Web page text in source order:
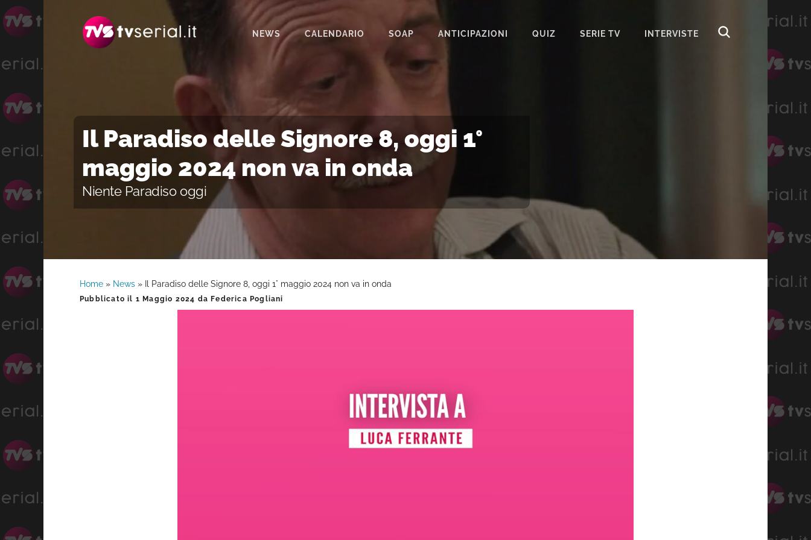
navigazione
contenuto
NEWS CALENDARIO SOAP
SEGRETI DI FAMIGLIA
TEMPESTA D’AMORE
ANTICIPAZIONI QUIZ SERIE TV INTERVISTE
Il Paradiso delle Signore 8, oggi 1°
maggio 2024 non va in onda
Niente Paradiso oggi
Home » News » Il Paradiso delle Signore 8, oggi 1° maggio 2024 non va in onda
Pubblicato il 1 Maggio 2024 da Federica Pogliani
Barra